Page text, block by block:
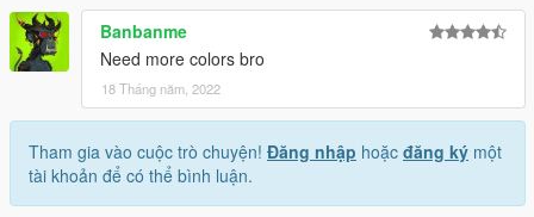
Banbanme
Need more colors bro
18 Tháng năm, 2022
Tham gia vào cuộc trò chuyện! Đăng nhập hoặc đăng ký một
tài khoản để có thể bình luận.